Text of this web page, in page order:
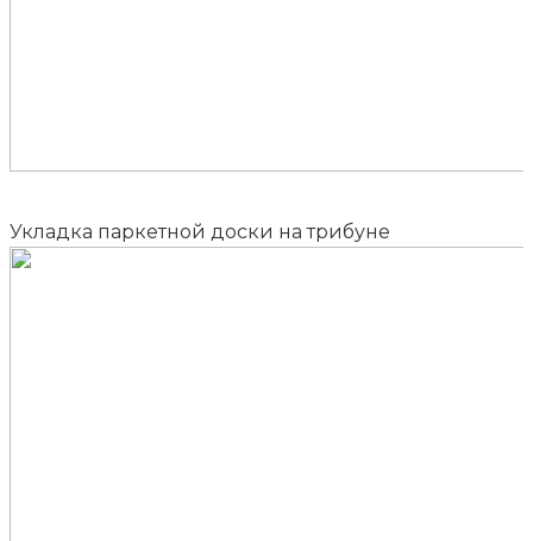
Укладка паркетной доски на трибуне